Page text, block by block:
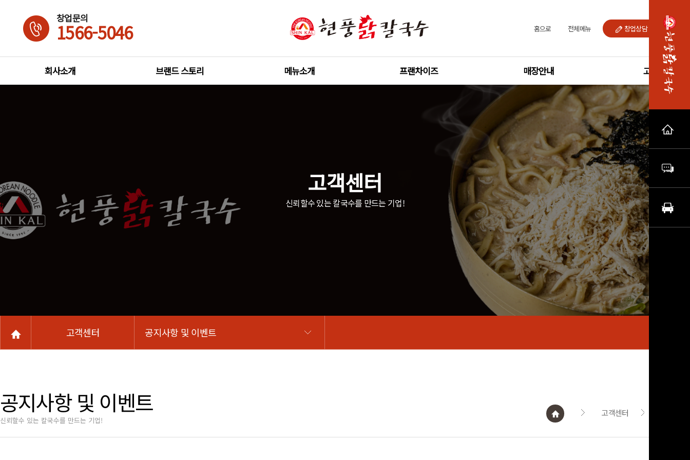
창업문의
1566-5046 홈으로 전체메뉴 창업상담ㆍ문의
회사소개 브랜드 스토리 메뉴소개 프랜차이즈 매장안내 고객센터
고객센터
신뢰할수 있는 칼국수를 만드는 기업!
고객센터 공지사항 및 이벤트
공지사항 및 이벤트
신뢰할수 있는 칼국수를 만드는 기업!
고객센터